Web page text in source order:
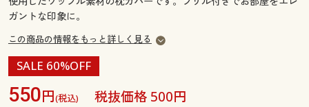
よくある質問とお問い合わせ
ガントな印象に。
この商品の情報をもっと詳しく見る
SALE 60%OFF
550円(税込) 税抜価格 500円